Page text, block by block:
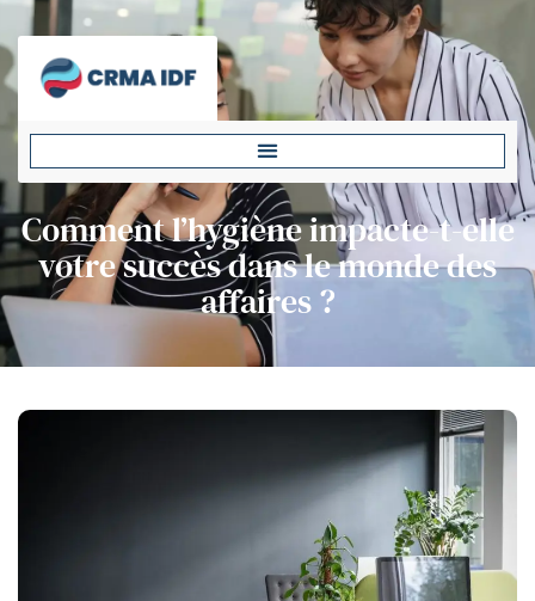
Comment l’hygiène impacte-t-elle
votre succès dans le monde des
affaires ?